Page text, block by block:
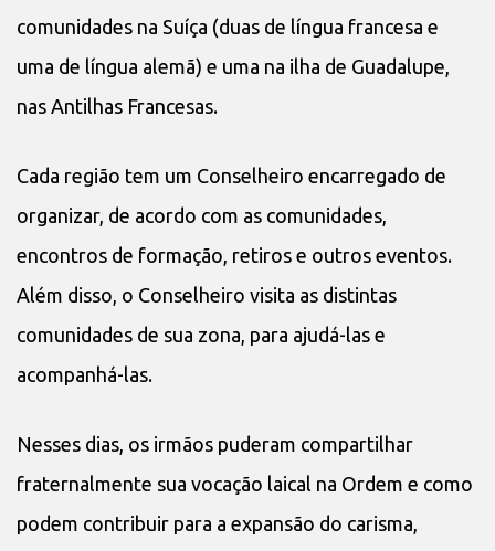
comunidades na Suíça (duas de língua francesa e
uma de língua alemã) e uma na ilha de Guadalupe,
nas Antilhas Francesas.
Cada região tem um Conselheiro encarregado de
organizar, de acordo com as comunidades,
encontros de formação, retiros e outros eventos.
Além disso, o Conselheiro visita as distintas
comunidades de sua zona, para ajudá-las e
acompanhá-las.
Nesses dias, os irmãos puderam compartilhar
fraternalmente sua vocação laical na Ordem e como
podem contribuir para a expansão do carisma,